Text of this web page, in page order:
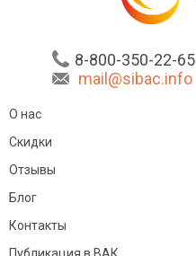
8-800-350-22-65
mail@sibac.info
О нас
Скидки
Отзывы
Блог
Контакты